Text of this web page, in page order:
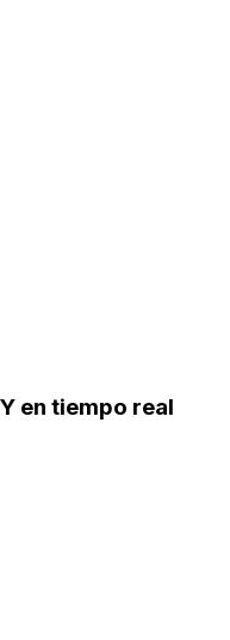
en tiempo real